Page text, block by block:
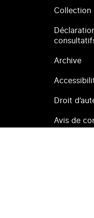
Collection
Archive
Droit
Avis de